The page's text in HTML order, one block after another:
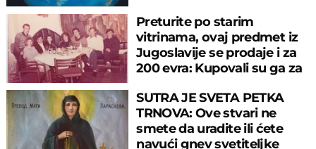
Preturite po starim
vitrinama, ovaj predmet iz
Jugoslavije se prodaje i za
200 evra: Kupovali su ga za
SUTRA JE SVETA PETKA
TRNOVA: Ove stvari ne
smete da uradite ili ćete
navući gnev svetiteljke